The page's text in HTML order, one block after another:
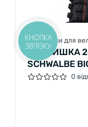
Покришки для
ПОКРИШКА
SCHWALBE
SUPER TRAIL,
0
КНОПКА
ЗВ'ЯЗКУ